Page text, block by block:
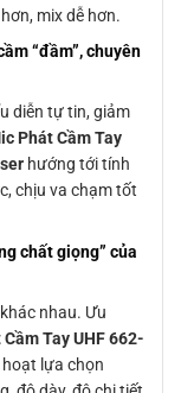
mix dễ hơn.
“đầm”, chuyên
diễn tự tin, giảm
Phát Cầm Tay
hướng tới tính
chịu va chạm tốt
chất giọng” của
nhau. Ưu
Tay UHF 662-
hoạt lựa chọn